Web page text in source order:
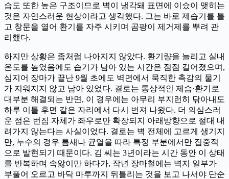
습도 또한 높은 구조이므로 벽이 냉각돼 표면에 이슸이 맺히는
것은 자연스러운 현상이라고 생각했다. 그는 바로 제습기를 틀
고 창문을 열어 환기를 자주 시키며 곰팡이 제거제를 뿌려 관
리했다.
하지만 상황은 좀처럼 나아지지 않았다. 환기량을 늘리고 실내
온도를 높였음에도 습기가 남아 있는 시간은 점점 길어졌으며,
심지어 장마가 끝난 9월 초에도 벽면에서 묵직한 촉감의 물기
가 지워지지 않고 남아 있었다. 결로는 통상적인 제습·환기로
대부분 해결되는 반면, 이 경우에는 아무리 부지런히 닦아내도
하루 이틀 후면 같은 자리에서 다시 번져 나왔다. 더 의심스러
운 점은 번짐 자체가 좌우로만 확장되지 아래방향으로 절대 내
려가지 않는다는 사실이었다. 결로는 벽 전체에 고르게 생기지
만, 누수의 경우 틈새나 균열을 따라 특정 부분에서만 집중적
으로 발현되기 때문이다. 김 씨는 3년이라는 시간 동안 이 상태
를 반복하며 속앓이만 하다가, 작년 장마철에는 벽지 일부가
부풀어 오르고 바닥 마루까지 뒤틀리는 것을 보고 나서야 단순